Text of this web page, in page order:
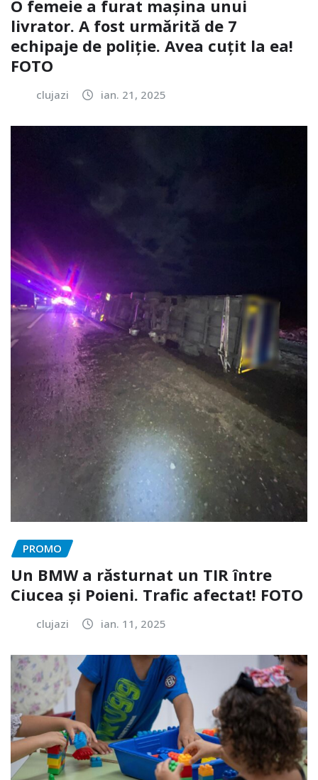
O femeie a furat mașina unui
livrator. A fost urmărită de 7
echipaje de poliție. Avea cuțit la ea!
FOTO
clujazi ian. 21, 2025
PROMO
Un BMW a răsturnat un TIR între
Ciucea și Poieni. Trafic afectat! FOTO
clujazi ian. 11, 2025